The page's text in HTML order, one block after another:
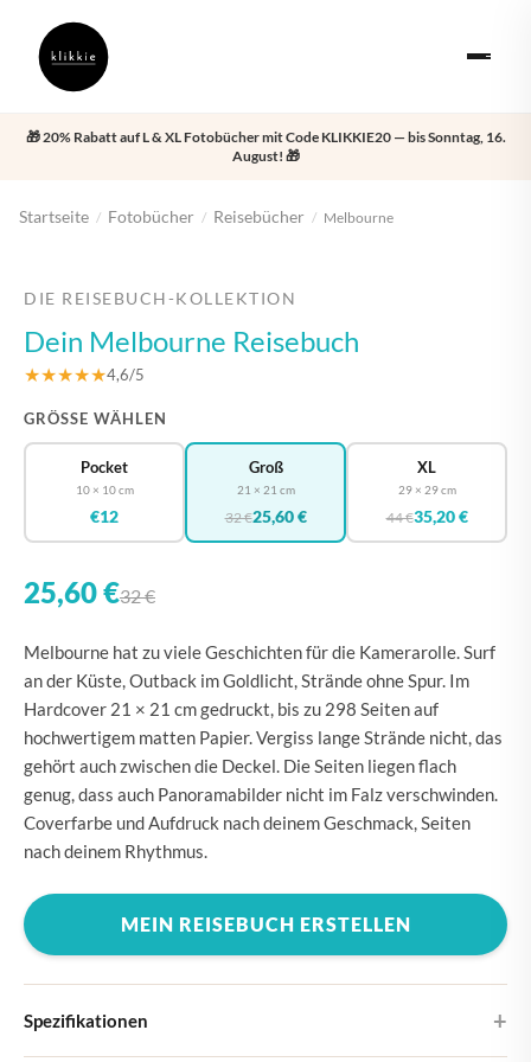
🎁 20% Rabatt auf L & XL Fotobücher mit Code KLIKKIE20 — bis Sonntag, 16.
August! 🎁
Startseite / Fotobücher / Reisebücher / Melbourne
DIE REISEBUCH-KOLLEKTION
Dein Melbourne Reisebuch
★★★★★4,6/5
GRÖSSE WÄHLEN
Pocket
10 × 10 cm
€12
Groß
21 × 21 cm
32 €25,60 €
XL
29 × 29 cm
44 €35,20 €
25,60 €32 €
Melbourne hat zu viele Geschichten für die Kamerarolle. Surf
an der Küste, Outback im Goldlicht, Strände ohne Spur. Im
Hardcover 21 × 21 cm gedruckt, bis zu 298 Seiten auf
hochwertigem matten Papier. Vergiss lange Strände nicht, das
gehört auch zwischen die Deckel. Die Seiten liegen flach
genug, dass auch Panoramabilder nicht im Falz verschwinden.
Coverfarbe und Aufdruck nach deinem Geschmack, Seiten
nach deinem Rhythmus.
MEIN REISEBUCH ERSTELLEN
Spezifikationen